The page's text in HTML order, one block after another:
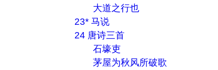
大道之行也
23* 马说
24 唐诗三首
石壕吏
茅屋为秋风所破歌